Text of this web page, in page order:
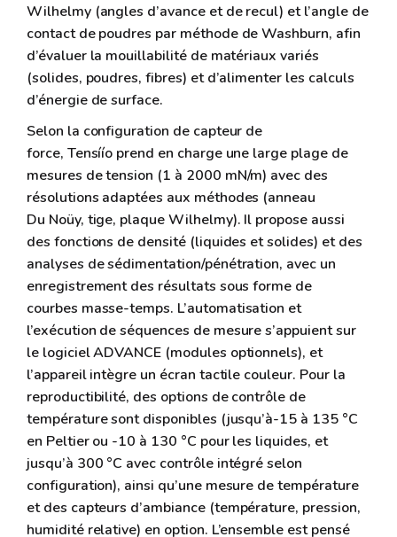
Wilhelmy (angles d’avance et de recul) et l’angle de
contact de poudres par méthode de Washburn, afin
d’évaluer la mouillabilité de matériaux variés
(solides, poudres, fibres) et d’alimenter les calculs
d’énergie de surface.
Selon la configuration de capteur de
force, Tensíío prend en charge une large plage de
mesures de tension (1 à 2000 mN/m) avec des
résolutions adaptées aux méthodes (anneau
Du Noüy, tige, plaque Wilhelmy). Il propose aussi
des fonctions de densité (liquides et solides) et des
analyses de sédimentation/pénétration, avec un
enregistrement des résultats sous forme de
courbes masse-temps. L’automatisation et
l’exécution de séquences de mesure s’appuient sur
le logiciel ADVANCE (modules optionnels), et
l’appareil intègre un écran tactile couleur. Pour la
reproductibilité, des options de contrôle de
température sont disponibles (jusqu’à-15 à 135 °C
en Peltier ou -10 à 130 °C pour les liquides, et
jusqu’à 300 °C avec contrôle intégré selon
configuration), ainsi qu’une mesure de température
et des capteurs d’ambiance (température, pression,
humidité relative) en option. L’ensemble est pensé